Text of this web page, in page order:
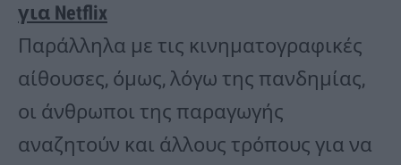
για Netflix
Παράλληλα με τις κινηματογραφικές
αίθουσες, όμως, λόγω της πανδημίας,
οι άνθρωποι της παραγωγής
αναζητούν και άλλους τρόπους για να